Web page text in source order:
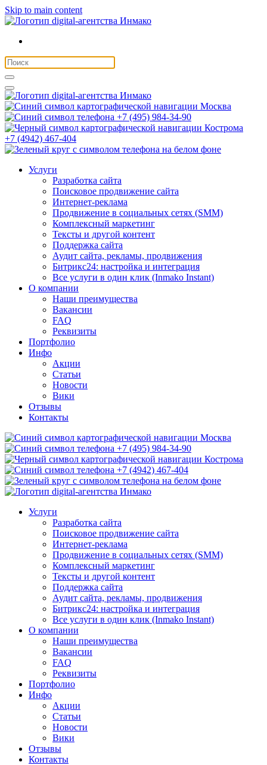
Skip to main content
Москва
+7 (495) 984-34-90
Кострома
+7 (4942) 467-404
Услуги
Разработка сайта
Поисковое продвижение сайта
Интернет-реклама
Продвижение в социальных сетях (SMM)
Комплексный маркетинг
Тексты и другой контент
Поддержка сайта
Аудит сайта, рекламы, продвижения
Битрикс24: настройка и интеграция
Все услуги в один клик (Inmako Instant)
О компании
Наши преимущества
Вакансии
FAQ
Реквизиты
Портфолио
Инфо
Акции
Статьи
Новости
Вики
Отзывы
Контакты
Москва
+7 (495) 984-34-90
Кострома
+7 (4942) 467-404
Услуги
Разработка сайта
Поисковое продвижение сайта
Интернет-реклама
Продвижение в социальных сетях (SMM)
Комплексный маркетинг
Тексты и другой контент
Поддержка сайта
Аудит сайта, рекламы, продвижения
Битрикс24: настройка и интеграция
Все услуги в один клик (Inmako Instant)
О компании
Наши преимущества
Вакансии
FAQ
Реквизиты
Портфолио
Инфо
Акции
Статьи
Новости
Вики
Отзывы
Контакты